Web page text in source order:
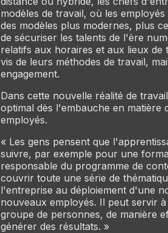
modèles de travail, où les
des modèles plus modernes, plus
de sécuriser les talents de l'ère
relatifs aux horaires et aux lieux de
vis de leurs méthodes de travail,
engagement.
Dans cette nouvelle réalité de
optimal dès l'embauche en matière
employés.
« Les gens pensent que
suivre, par exemple pour une
responsable du programme de
couvrir toute une série de
l'entreprise au déploiement d'une
nouveaux employés. Il peut servir
groupe de personnes, de manière
générer des résultats. »